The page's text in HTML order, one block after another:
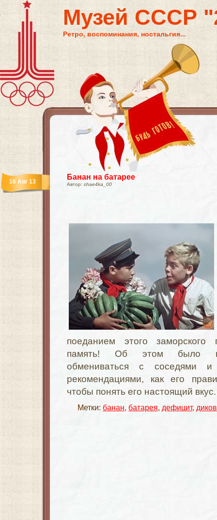
Музей СССР
Ретро, воспоминания, ностальгия...
Банан на батарее
Автор: chae4ka_00
16 Авг 13
поеданием этого заморского
память! Об этом было
обмениваться с соседями и
рекомендациями, как его
чтобы понять его настоящий
Метки: банан, батарея, дефицит,